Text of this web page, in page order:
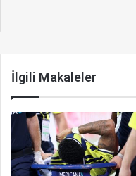
İlgili Makaleler